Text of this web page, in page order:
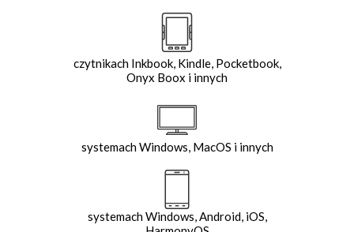
czytnikach Inkbook, Kindle, Pocketbook,
Onyx Boox i innych
systemach Windows, MacOS i innych
systemach Windows, Android, iOS,